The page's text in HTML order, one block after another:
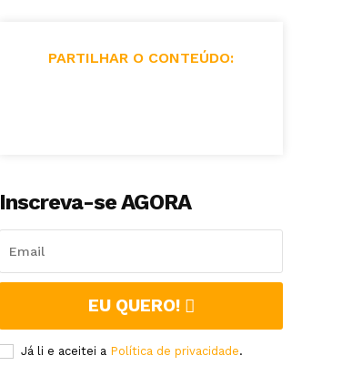
PARTILHAR O CONTEÚDO:
Inscreva-se AGORA
EU QUERO!
Já li e aceitei a Política de privacidade.